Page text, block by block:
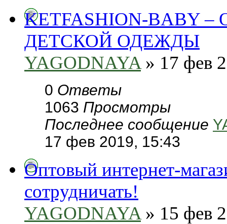
KETFASHION-
ДЕТСКОЙ ОДЕЖДЫ
YAGODNAYA» 17 фев
0 Ответы
1063 Просмотры
Последнее сообщение
17 фев 2019, 15:43
Оптовый интернет-
сотрудничать!
YAGODNAYA» 15 фев